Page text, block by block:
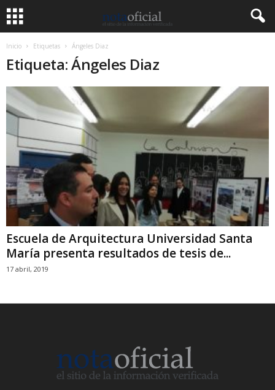
Inicio Etiquetas Ángeles Diaz
Etiqueta: Ángeles Diaz
Escuela de Arquitectura Universidad Santa
María presenta resultados de tesis de...
17 abril, 2019